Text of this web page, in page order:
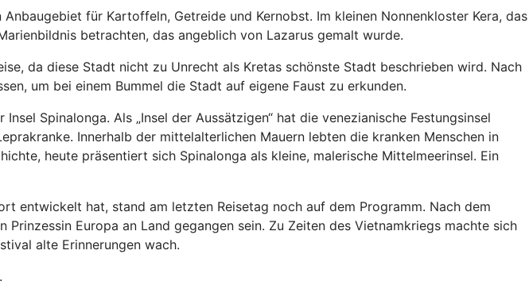
für Kartoffeln, Getreide und Kernobst. Im kleinen Nonnenkloster Kera, das
betrachten, das angeblich von Lazarus gemalt wurde.
da diese Stadt nicht zu Unrecht als Kretas schönste Stadt beschrieben wird. Nach
um bei einem Bummel die Stadt auf eigene Faust zu erkunden.
Spinalonga. Als „Insel der Aussätzigen“ hat die venezianische Festungsinsel
Innerhalb der mittelalterlichen Mauern lebten die kranken Menschen in
heute präsentiert sich Spinalonga als kleine, malerische Mittelmeerinsel. Ein
entwickelt hat, stand am letzten Reisetag noch auf dem Programm. Nach dem
Europa an Land gegangen sein. Zu Zeiten des Vietnamkriegs machte sich
alte Erinnerungen wach.